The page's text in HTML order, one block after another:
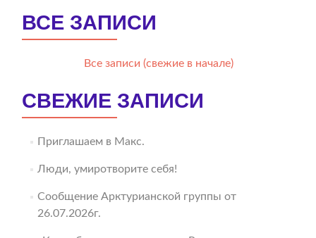
ВСЕ ЗАПИСИ
Все записи (свежие в начале)
СВЕЖИЕ ЗАПИСИ
Приглашаем в Макс.
Люди, умиротворите себя!
Сообщение Арктурианской группы от
26.07.2026г.